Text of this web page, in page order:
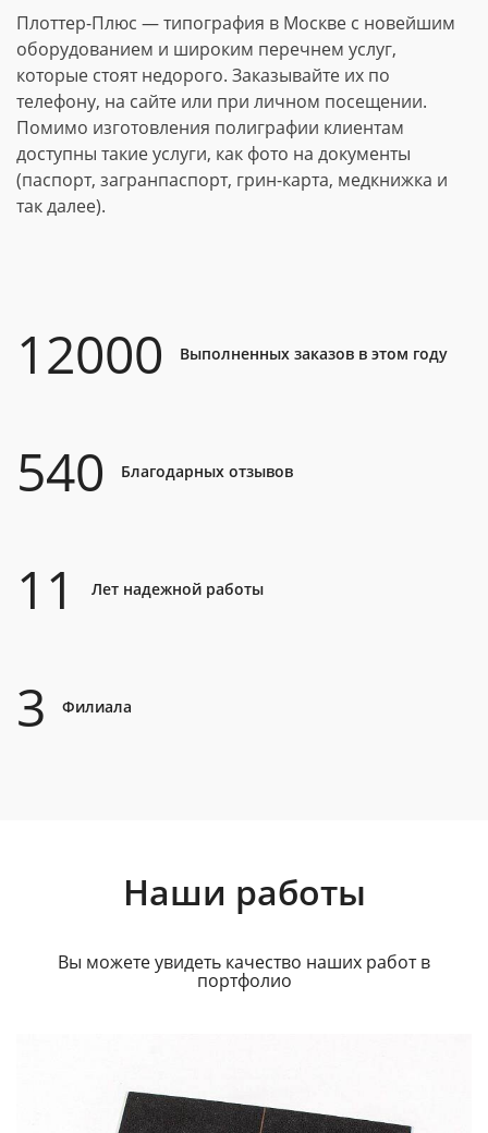
Плоттер-Плюс — типография в Москве с новейшим
оборудованием и широким перечнем услуг,
которые стоят недорого. Заказывайте их по
телефону, на сайте или при личном посещении.
Помимо изготовления полиграфии клиентам
доступны такие услуги, как фото на документы
(паспорт, загранпаспорт, грин-карта, медкнижка и
так далее).
12000 Выполненных заказов в этом году
540 Благодарных отзывов
11 Лет надежной работы
3 Филиала
Наши работы
Вы можете увидеть качество наших работ в
портфолио